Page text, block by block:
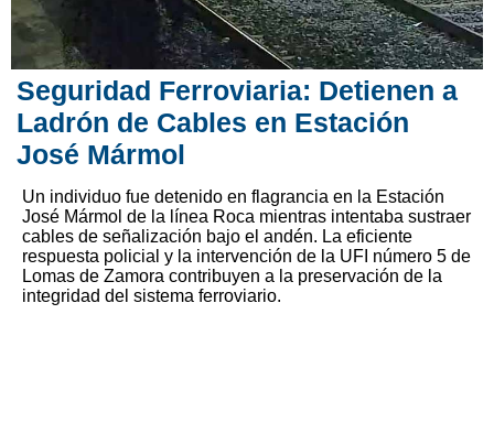
Seguridad Ferroviaria: Detienen a
Ladrón de Cables en Estación
José Mármol
Un individuo fue detenido en flagrancia en la Estación
José Mármol de la línea Roca mientras intentaba sustraer
cables de señalización bajo el andén. La eficiente
respuesta policial y la intervención de la UFI número 5 de
Lomas de Zamora contribuyen a la preservación de la
integridad del sistema ferroviario.